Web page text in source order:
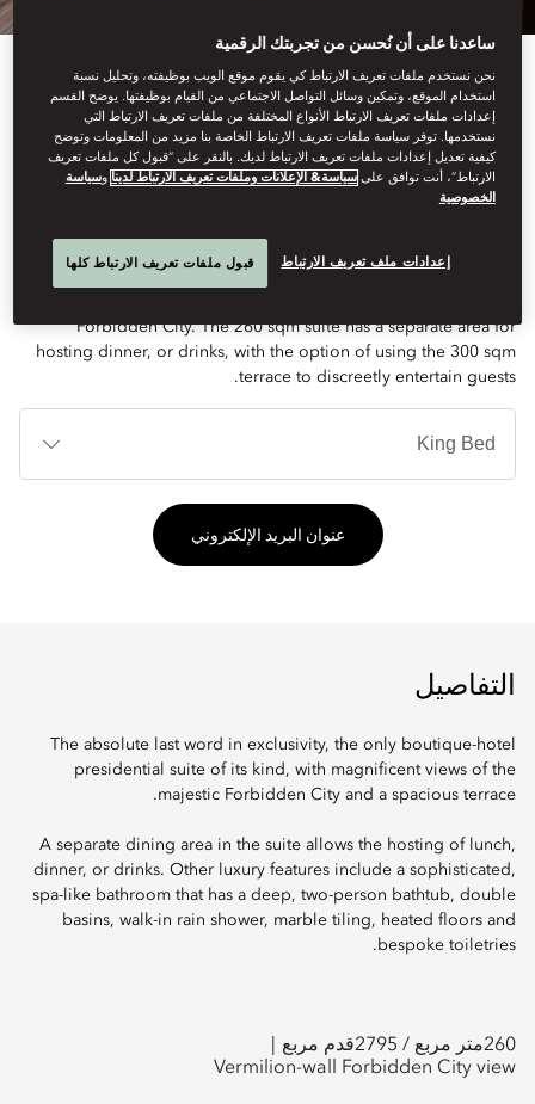
See All Rooms
PRESIDENTIAL SUITE
Forbidden City. The 260 sqm suite has a separate area for
hosting dinner, or drinks, with the option of using the 300 sqm
terrace to discreetly entertain guests.
عنوان البريد الإلكتروني
التفاصيل
The absolute last word in exclusivity, the only boutique-hotel
presidential suite of its kind, with magnificent views of the
majestic Forbidden City and a spacious terrace.
A separate dining area in the suite allows the hosting of lunch,
dinner, or drinks. Other luxury features include a sophisticated,
spa-like bathroom that has a deep, two-person bathtub, double
basins, walk-in rain shower, marble tiling, heated floors and
bespoke toiletries.
260متر مربع / 2795قدم مربع
Vermilion-wall Forbidden City view
ساعدنا على أن نُحسن من تجربتك الرقمية
نحن نستخدم ملفات تعريف الارتباط كي يقوم موقع الويب بوظيفته، وتحليل نسبة
استخدام الموقع، وتمكين وسائل التواصل الاجتماعي من القيام بوظيفتها. يوضح القسم
إعدادات ملفات تعريف الارتباط الأنواع المختلفة من ملفات تعريف الارتباط التي
نستخدمها. توفر سياسة ملفات تعريف الارتباط الخاصة بنا مزيد من المعلومات وتوضح
كيفية تعديل إعدادات ملفات تعريف الارتباط لديك. بالنقر على “قبول كل ملفات تعريف
الارتباط”، أنت توافق علىسياسة& الإعلانات وملفات تعريف الارتباط لدينا وسياسة
الخصوصية
إعدادات ملف تعريف الارتباط قبول ملفات تعريف الارتباط كلها